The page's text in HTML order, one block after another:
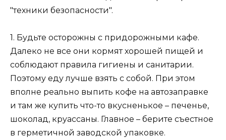
"техники безопасности".
1. Будьте осторожны с придорожными кафе.
Далеко не все они кормят хорошей пищей и
соблюдают правила гигиены и санитарии.
Поэтому еду лучше взять с собой. При этом
вполне реально выпить кофе на автозаправке
и там же купить что-то вкусненькое – печенье,
шоколад, круассаны. Главное – берите съестное
в герметичной заводской упаковке.